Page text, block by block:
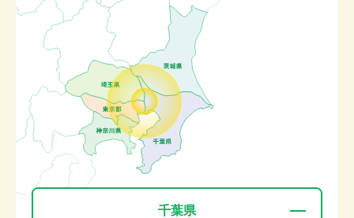
千葉県